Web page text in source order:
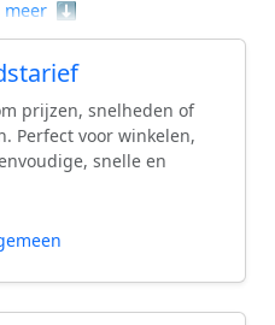
these calculators
Whether you’re
Conversion
usage with the
of useful options
challenges. With
understanding and
becomes a
meer ⬇️
prijzen, snelheden of
Perfect voor winkelen,
snelle en